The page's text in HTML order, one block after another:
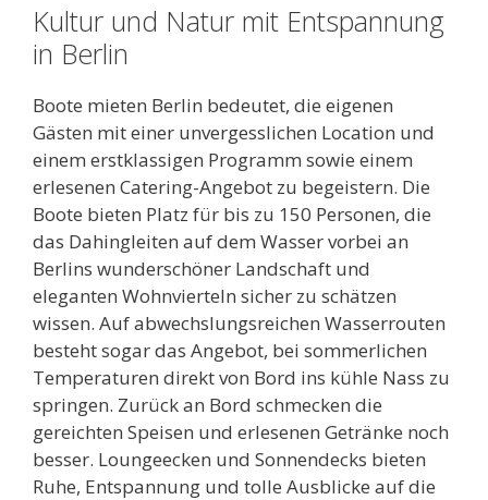
Kultur und Natur mit Entspannung
in Berlin
Boote mieten Berlin bedeutet, die eigenen
Gästen mit einer unvergesslichen Location und
einem erstklassigen Programm sowie einem
erlesenen Catering-Angebot zu begeistern. Die
Boote bieten Platz für bis zu 150 Personen, die
das Dahingleiten auf dem Wasser vorbei an
Berlins wunderschöner Landschaft und
eleganten Wohnvierteln sicher zu schätzen
wissen. Auf abwechslungsreichen Wasserrouten
besteht sogar das Angebot, bei sommerlichen
Temperaturen direkt von Bord ins kühle Nass zu
springen. Zurück an Bord schmecken die
gereichten Speisen und erlesenen Getränke noch
besser. Loungeecken und Sonnendecks bieten
Ruhe, Entspannung und tolle Ausblicke auf die